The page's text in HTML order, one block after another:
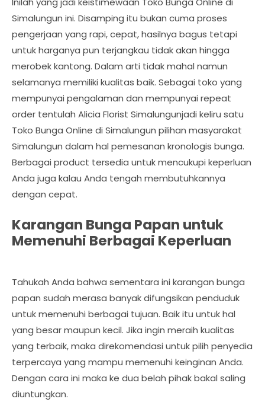
Simalungun ini. Disamping itu bukan cuma proses
pengerjaan yang rapi, cepat, hasilnya bagus tetapi
untuk harganya pun terjangkau tidak akan hingga
merobek kantong. Dalam arti tidak mahal namun
selamanya memiliki kualitas baik. Sebagai toko yang
mempunyai pengalaman dan mempunyai repeat
order tentulah Alicia Florist Simalungunjadi keliru satu
Toko Bunga Online di Simalungun pilihan masyarakat
Simalungun dalam hal pemesanan kronologis bunga.
Berbagai product tersedia untuk mencukupi keperluan
Anda juga kalau Anda tengah membutuhkannya
dengan cepat.
Karangan Bunga Papan untuk
Memenuhi Berbagai Keperluan
Tahukah Anda bahwa sementara ini karangan bunga
papan sudah merasa banyak difungsikan penduduk
untuk memenuhi berbagai tujuan. Baik itu untuk hal
yang besar maupun kecil. Jika ingin meraih kualitas
yang terbaik, maka direkomendasi untuk pilih penyedia
terpercaya yang mampu memenuhi keinginan Anda.
Dengan cara ini maka ke dua belah pihak bakal saling
diuntungkan.